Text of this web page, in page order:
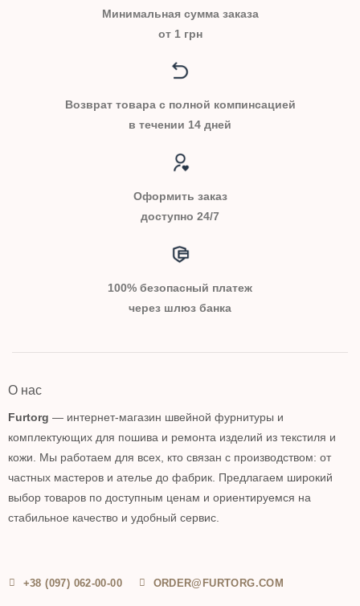
Минимальная сумма заказа
от 1 грн
Возврат товара с полной компинсацией
в течении 14 дней
Оформить заказ
доступно 24/7
100% безопасный платеж
через шлюз банка
О нас
Furtorg — интернет-магазин швейной фурнитуры и
комплектующих для пошива и ремонта изделий из текстиля и
кожи. Мы работаем для всех, кто связан с производством: от
частных мастеров и ателье до фабрик. Предлагаем широкий
выбор товаров по доступным ценам и ориентируемся на
стабильное качество и удобный сервис.
+38 (097) 062-00-00 ORDER@FURTORG.COM